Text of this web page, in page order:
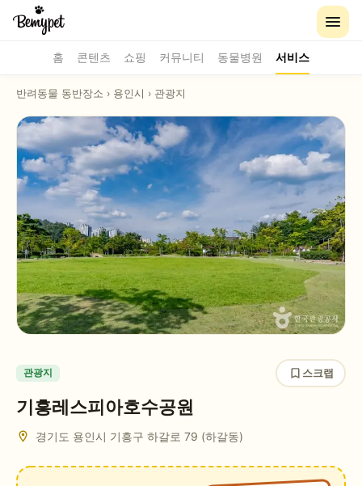
홈 콘텐츠 쇼핑 커뮤니티 동물병원 서비스
반려동물 동반장소 › 용인시 › 관광지
관광지 스크랩
기흥레스피아호수공원
경기도 용인시 기흥구 하갈로 79 (하갈동)